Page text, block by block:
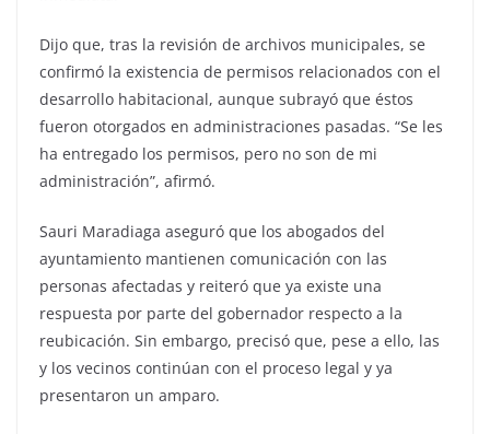
Dijo que, tras la revisión de archivos municipales, se
confirmó la existencia de permisos relacionados con el
desarrollo habitacional, aunque subrayó que éstos
fueron otorgados en administraciones pasadas. “Se les
ha entregado los permisos, pero no son de mi
administración”, afirmó.
Sauri Maradiaga aseguró que los abogados del
ayuntamiento mantienen comunicación con las
personas afectadas y reiteró que ya existe una
respuesta por parte del gobernador respecto a la
reubicación. Sin embargo, precisó que, pese a ello, las
y los vecinos continúan con el proceso legal y ya
presentaron un amparo.